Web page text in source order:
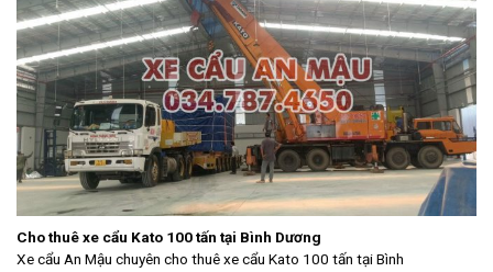
Cho thuê xe cẩu Kato 100 tấn tại Bình Dương
Xe cẩu An Mậu chuyên cho thuê xe cẩu Kato 100 tấn tại Bình